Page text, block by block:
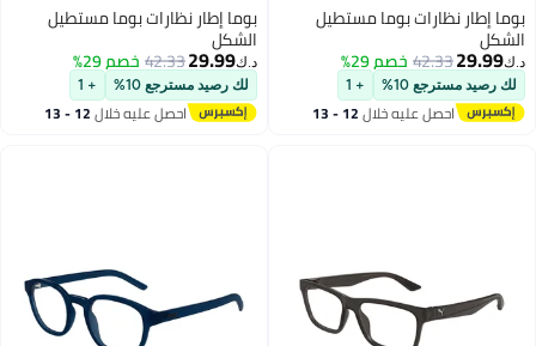
بوما إطار نظارات بوما مستطيل
الشكل
د.ك‏29.99
42.33خصم 29%
لك رصيد مسترجع 10% + 1
احصل عليه خلال 12 - 13
اغسطس
بوما إطار نظارات بوما مستطيل
الشكل
د.ك‏29.99
42.33خصم 29%
لك رصيد مسترجع 10% + 1
احصل عليه خلال 12 - 13
اغسطس